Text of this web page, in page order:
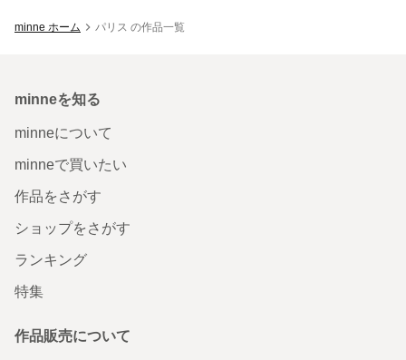
minne ホーム パリス の作品一覧
minneを知る
minneについて
minneで買いたい
作品をさがす
ショップをさがす
ランキング
特集
作品販売について